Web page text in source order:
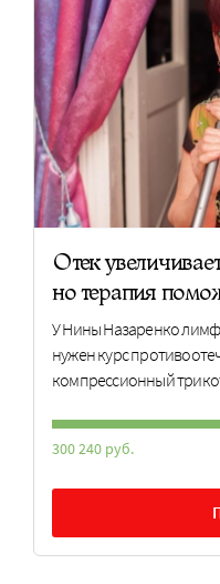
Отек
но терапия
У Нины Назаренко
нужен курс
компрессионный
300 240 руб.